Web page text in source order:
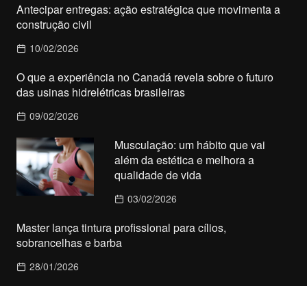
Antecipar entregas: ação estratégica que movimenta a
construção civil
10/02/2026
O que a experiência no Canadá revela sobre o futuro
das usinas hidrelétricas brasileiras
09/02/2026
Musculação: um hábito que vai
além da estética e melhora a
qualidade de vida
03/02/2026
Master lança tintura profissional para cílios,
sobrancelhas e barba
28/01/2026